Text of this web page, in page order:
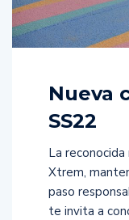
Nueva
SS22
La
Xtrem,
paso
te invita a